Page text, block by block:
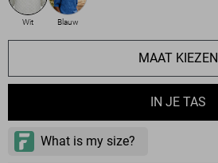
Wit Blauw
MAAT KIEZEN
IN JE TAS